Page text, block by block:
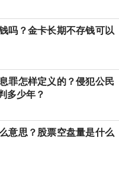
吗？金卡长期不存钱可以
罪怎样定义的？侵犯公民
多少年？
意思？股票空盘量是什么